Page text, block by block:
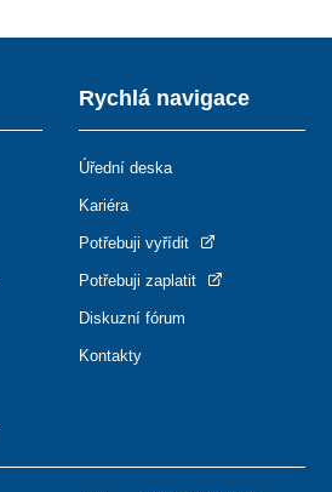
Rychlá navigace
Úřední deska
Kariéra
Potřebuji vyřídit
Potřebuji zaplatit
Diskuzní fórum
Kontakty